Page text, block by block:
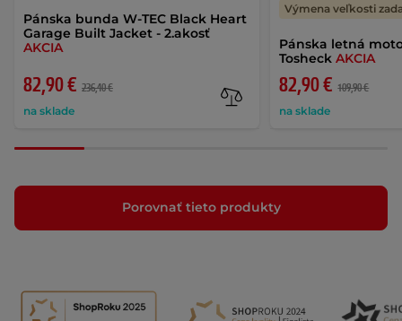
Pánska bunda W-TEC Black Heart
Garage Built Jacket - 2.akosť
AKCIA
82,90 € 236,40 €
na sklade
Pánska letná
TosheckAKCIA
82,90 € 109,90 €
na sklade
Výmena veľkosti
Porovnať tieto produkty